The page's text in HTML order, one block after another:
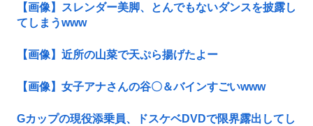
【画像】スレンダー美脚、とんでもないダンスを披露し
てしまうwww
【画像】近所の山菜で天ぷら揚げたよー
【画像】女子アナさんの谷〇＆バインすごいwww
Gカップの現役添乗員、ドスケベDVDで限界露出してし